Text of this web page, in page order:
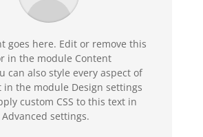
goes here. Edit or remove this
in the module Content
can also style every aspect of
the module Design settings
custom CSS to this text in
settings.